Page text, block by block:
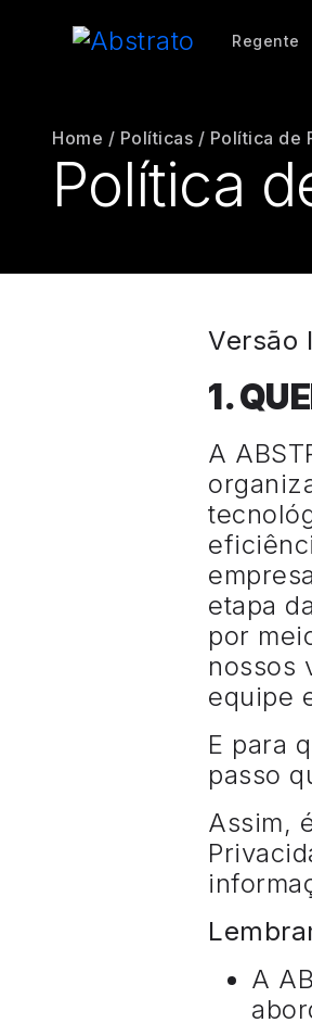
Regente
Home / Políticas / Política de
Política
Versão
1.
A
etapa
por
nossos
equipe
E para
passo
Assim,
A